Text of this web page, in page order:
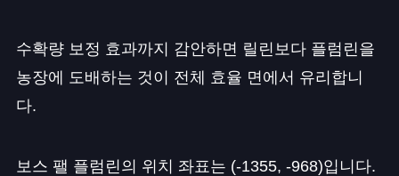
수확량 보정 효과까지 감안하면 릴린보다 플럼린을
농장에 도배하는 것이 전체 효율 면에서 유리합니
다.
보스 팰 플럼린의 위치 좌표는 (-1355, -968)입니다.